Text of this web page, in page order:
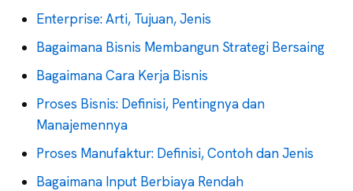
Enterprise: Arti, Tujuan, Jenis
Bagaimana Bisnis Membangun Strategi Bersaing
Bagaimana Cara Kerja Bisnis
Proses Bisnis: Definisi, Pentingnya dan
Manajemennya
Proses Manufaktur: Definisi, Contoh dan Jenis
Bagaimana Input Berbiaya Rendah